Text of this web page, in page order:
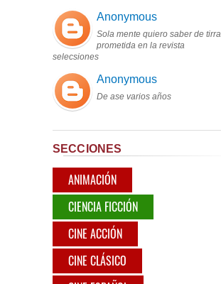
Anonymous
Sola mente quiero saber de tirra
prometida en la revista
selecsiones
Anonymous
De ase varios años
SECCIONES
ANIMACIÓN
CIENCIA FICCIÓN
CINE ACCIÓN
CINE CLÁSICO